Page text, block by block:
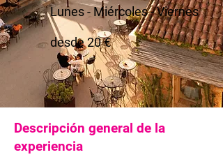
Lunes - Miércoles - Viernes
desde 20 €
Descripción general de la
experiencia